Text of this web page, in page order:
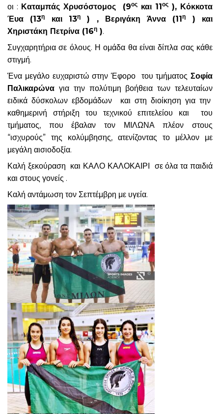
οι : Καταμπάς Χρυσόστομος (9ος και 11 ος ), Κόκκοτα
Έυα (13η και 13η) , Βεριγάκη Άννα (11η
) και
Χηριστάκη Πετρίνα (16η ).
Συγχαρητήρια σε όλους. Η ομάδα θα είναι δίπλα σας κάθε
στιγμή.
Ένα μεγάλο ευχαριστώ στην Έφορο του τμήματος Σοφία
Παλικαρώνα για την πολύτιμη βοήθεια των τελευταίων
ειδικά δύσκολων εβδομάδων και στη διοίκηση για την
καθημερινή στήριξη του τεχνικού επιτελείου και του
τμήματος, που έβαλαν τον ΜΙΛΩΝΑ πλέον στους
“ισχυρούς” της κολύμβησης, ατενίζοντας το μέλλον με
μεγάλη αισιοδοξία.
Καλή ξεκούραση και ΚΑΛΟ ΚΑΛΟΚΑΙΡΙ σε όλα τα παιδιά
και στους γονείς .
Καλή αντάμωση τον Σεπτέμβρη με υγεία.